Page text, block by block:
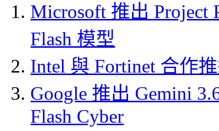
Microsoft 推出 Project
Flash 模型
Intel 與 Fortinet 合作
Google 推出 Gemini
Flash Cyber